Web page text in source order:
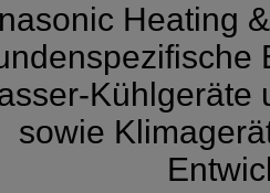
Heating
Kühlgeräte
sowie